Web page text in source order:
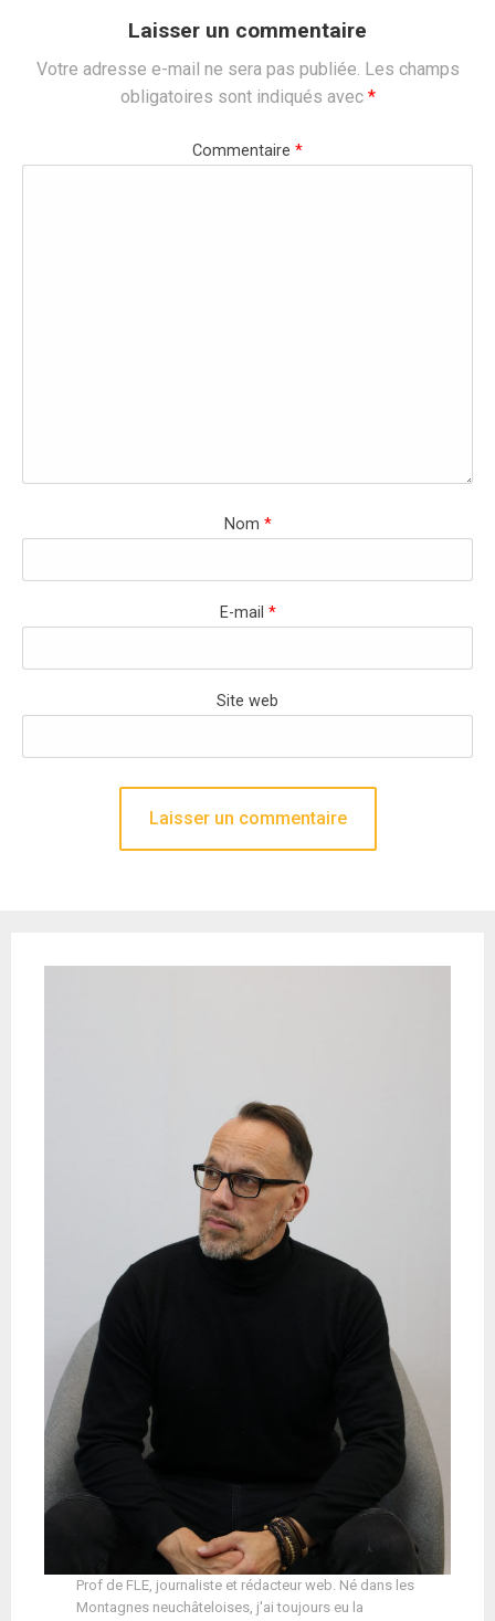
Laisser un commentaire
Votre adresse e-mail ne sera pas publiée. Les champs
obligatoires sont indiqués avec *
Commentaire *
Nom *
E-mail *
Site web
Prof de FLE, journaliste et rédacteur web. Né dans les
Montagnes neuchâteloises, j'ai toujours eu la